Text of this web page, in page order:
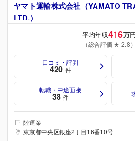
ヤマト運輸株式会社（YAMATO
LTD.）
平均年収416万円
（総合評価 ★ 2.8）
口コミ・評判
420 件
転職・中途面接
38 件
陸運業
東京都中央区銀座2丁目16番10号